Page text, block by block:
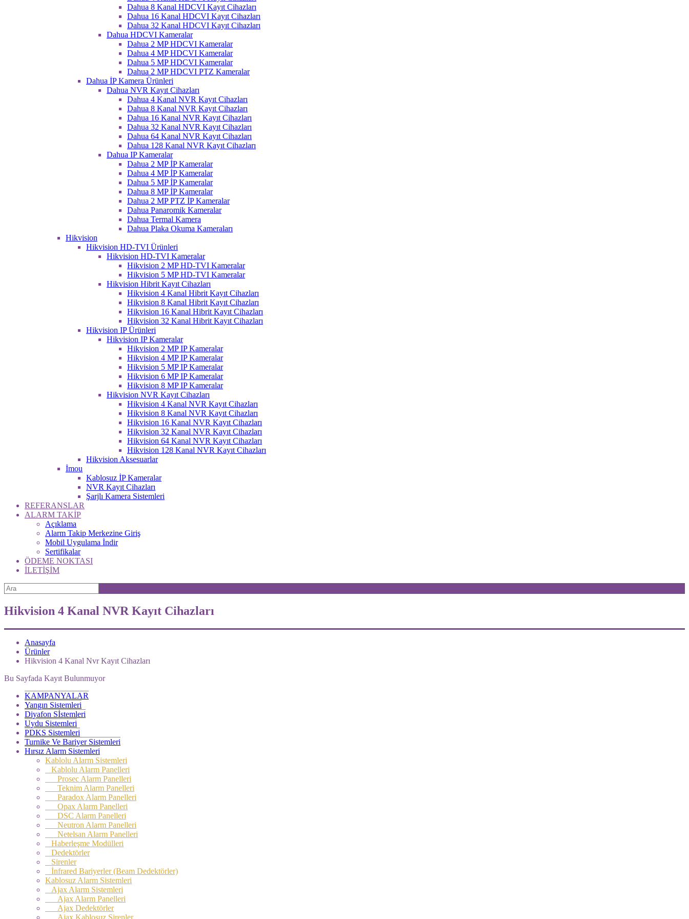
Dahua 8 Kanal HDCVI Kayıt Cihazları
Dahua 16 Kanal HDCVI Kayıt Cihazları
Dahua 32 Kanal HDCVI Kayıt Cihazları
Dahua HDCVI Kameralar
Dahua 2 MP HDCVI Kameralar
Dahua 4 MP HDCVI Kameralar
Dahua 5 MP HDCVI Kameralar
Dahua 2 MP HDCVI PTZ Kameralar
Dahua İP Kamera Ürünleri
Dahua NVR Kayıt Cihazları
Dahua 4 Kanal NVR Kayıt Cihazları
Dahua 8 Kanal NVR Kayıt Cihazları
Dahua 16 Kanal NVR Kayıt Cihazları
Dahua 32 Kanal NVR Kayıt Cihazları
Dahua 64 Kanal NVR Kayıt Cihazları
Dahua 128 Kanal NVR Kayıt Cihazları
Dahua IP Kameralar
Dahua 2 MP İP Kameralar
Dahua 4 MP İP Kameralar
Dahua 5 MP İP Kameralar
Dahua 8 MP İP Kameralar
Dahua 2 MP PTZ İP Kameralar
Dahua Panaromik Kameralar
Dahua Termal Kamera
Dahua Plaka Okuma Kameraları
Hikvision
Hikvision HD-TVI Ürünleri
Hikvision HD-TVI Kameralar
Hikvision 2 MP HD-TVI Kameralar
Hikvision 5 MP HD-TVI Kameralar
Hikvision Hibrit Kayıt Cihazları
Hikvision 4 Kanal Hibrit Kayıt Cihazları
Hikvision 8 Kanal Hibrit Kayıt Cihazları
Hikvision 16 Kanal Hibrit Kayıt Cihazları
Hikvision 32 Kanal Hibrit Kayıt Cihazları
Hikvision IP Ürünleri
Hikvision IP Kameralar
Hikvision 2 MP IP Kameralar
Hikvision 4 MP IP Kameralar
Hikvision 5 MP IP Kameralar
Hikvision 6 MP IP Kameralar
Hikvision 8 MP IP Kameralar
Hikvision NVR Kayıt Cihazları
Hikvision 4 Kanal NVR Kayıt Cihazları
Hikvision 8 Kanal NVR Kayıt Cihazları
Hikvision 16 Kanal NVR Kayıt Cihazları
Hikvision 32 Kanal NVR Kayıt Cihazları
Hikvision 64 Kanal NVR Kayıt Cihazları
Hikvision 128 Kanal NVR Kayıt Cihazları
Hikvision Aksesuarlar
İmou
Kablosuz İP Kameralar
NVR Kayıt Cihazları
Şarjlı Kamera Sistemleri
REFERANSLAR
ALARM TAKİP
Açıklama
Alarm Takip Merkezine Giriş
Mobil Uygulama İndir
Sertifikalar
ÖDEME NOKTASI
İLETİŞİM
Hikvision 4 Kanal NVR Kayıt Cihazları
Anasayfa
Ürünler
Hikvision 4 Kanal Nvr Kayıt Cihazları
Bu Sayfada Kayıt Bulunmuyor
KAMPANYALAR
Yangın Sistemleri
Diyafon Sİstemleri
Uydu Sistemleri
PDKS Sistemleri
Turnike Ve Bariyer Sistemleri
Hırsız Alarm Sistemleri
Kablolu Alarm Sistemleri
Kablolu Alarm Panelleri
Prosec Alarm Panelleri
Teknim Alarm Panelleri
Paradox Alarm Panelleri
Opax Alarm Panelleri
DSC Alarm Panelleri
Neutron Alarm Panelleri
Netelsan Alarm Panelleri
Haberleşme Modülleri
Dedektörler
Sirenler
İnfrared Bariyerler (Beam Dedektörler)
Kablosuz Alarm Sistemleri
Ajax Alarm Sistemleri
Ajax Alarm Panelleri
Ajax Dedektörler
Ajax Kablosuz Sirenler